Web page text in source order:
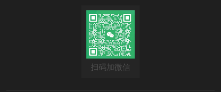
扫码加微信